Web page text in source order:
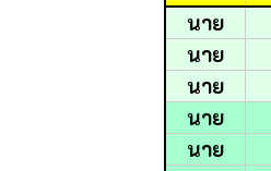
นาย
นาย
นาย
นาย
นาย